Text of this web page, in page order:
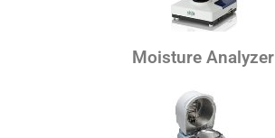
Moisture Analyzer